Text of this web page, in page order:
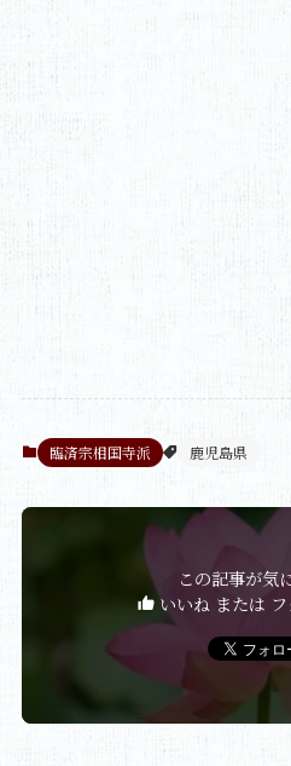
臨済宗相国寺派 鹿児島県
この記事が気
いいね または フ